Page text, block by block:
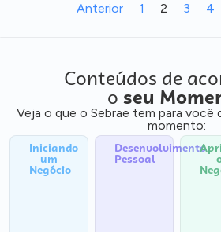
Anterior 1 2 3 4
Conteúdos de
o seu
Veja o que o Sebrae tem para você
momento:
Iniciando
um
Negócio
Desenvolvimento
Pessoal